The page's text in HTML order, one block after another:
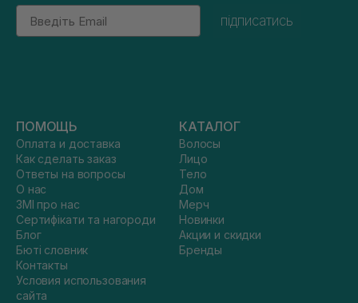
Email
підписатись
ПОМОЩЬ
Оплата и доставка
Как сделать заказ
Ответы на вопросы
О нас
ЗМІ про нас
Сертифікати та нагороди
Блог
Бюті словник
Контакты
Условия использования
сайта
КАТАЛОГ
Волосы
Лицо
Тело
Дом
Мерч
Новинки
Акции и скидки
Бренды